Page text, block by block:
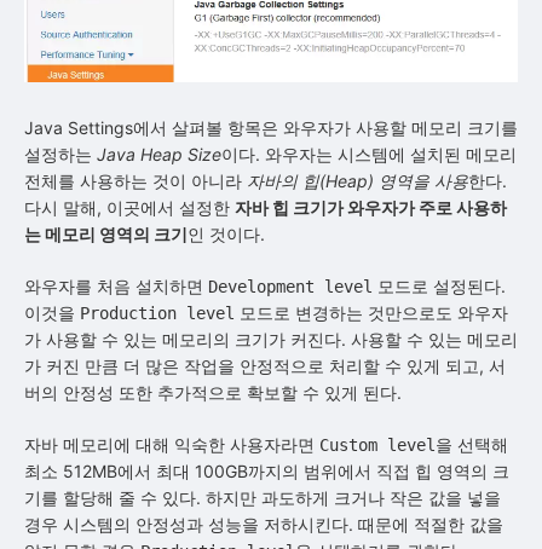
Java Settings에서 살펴볼 항목은 와우자가 사용할 메모리 크기를
설정하는 Java Heap Size이다. 와우자는 시스템에 설치된 메모리
전체를 사용하는 것이 아니라 자바의 힙(Heap) 영역을 사용한다.
다시 말해, 이곳에서 설정한 자바 힙 크기가 와우자가 주로 사용하
는 메모리 영역의 크기인 것이다.
와우자를 처음 설치하면 Development level 모드로 설정된다.
이것을 Production level 모드로 변경하는 것만으로도 와우자
가 사용할 수 있는 메모리의 크기가 커진다. 사용할 수 있는 메모리
가 커진 만큼 더 많은 작업을 안정적으로 처리할 수 있게 되고, 서
버의 안정성 또한 추가적으로 확보할 수 있게 된다.
자바 메모리에 대해 익숙한 사용자라면 Custom level 을 선택해
최소 512MB에서 최대 100GB까지의 범위에서 직접 힙 영역의 크
기를 할당해 줄 수 있다. 하지만 과도하게 크거나 작은 값을 넣을
경우 시스템의 안정성과 성능을 저하시킨다. 때문에 적절한 값을